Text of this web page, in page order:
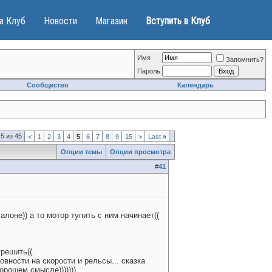
Клуб Новости Магазин Вступить в Клуб
Имя
Запомнить?
Пароль
Сообщество
Календарь
из 45 < 1 2 3 4 5 6 7 8 9 15 > Last »
Опции темы
Опции просмотра
#41
а то мотор тупить с ним начинает((
на скорости и рельсы... сказка
смысле))))))).